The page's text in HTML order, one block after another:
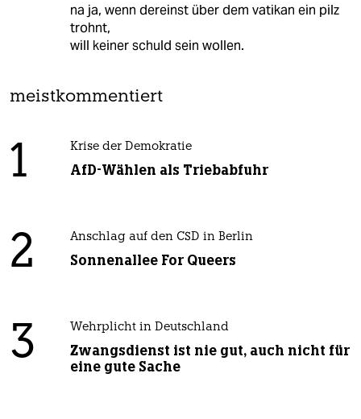
na ja, wenn dereinst über dem vatikan ein pilz
trohnt,
will keiner schuld sein wollen.
meistkommentiert
1 Krise der Demokratie
AfD-Wählen als Triebabfuhr
2 Anschlag auf den CSD in Berlin
Sonnenallee For Queers
3 Wehrplicht in Deutschland
Zwangsdienst ist nie gut, auch nicht für
eine gute Sache